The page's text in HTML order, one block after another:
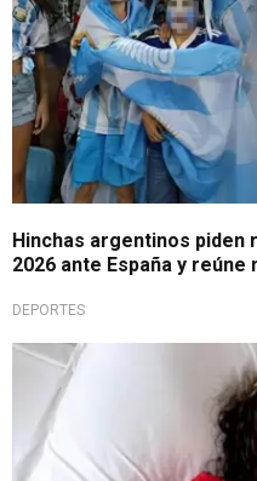
Hinchas argentinos piden
2026 ante España y reúne
DEPORTES
Lamentó lo ocurrido